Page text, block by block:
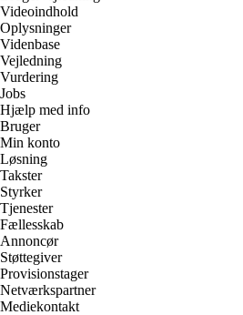
Videoindhold
Oplysninger
Videnbase
Vejledning
Vurdering
Jobs
Hjælp med info
Bruger
Min konto
Løsning
Takster
Styrker
Tjenester
Fællesskab
Annoncør
Støttegiver
Provisionstager
Netværkspartner
Mediekontakt